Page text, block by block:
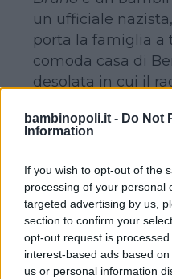
bambinopoli.it - Do Not
Information
If you wish to opt-out of the
processing of your personal
targeted advertising by us,
section to confirm your
opt-out request is
interest-based ads based
us or personal information
un ufficiale
porta la famiglia a
comoda casa di
desolata in cui il
giocare.
indicazioni della
proibisce di
posteriore, e si
che ha visto nelle
incontraShmuel,
età che vive